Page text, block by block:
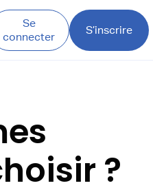
Se
connecter
S’inscrire
?